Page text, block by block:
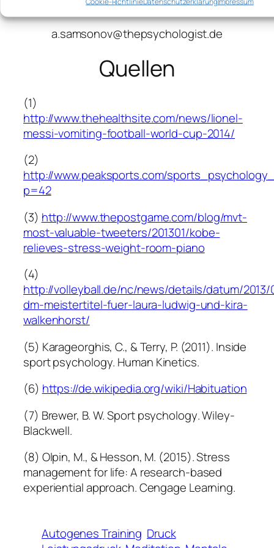
a.samsonov@thepsychologist.de
Quellen
(1)
http://www.thehealthsite.com/news/lionel-
messi-vomiting-football-world-cup-2014/
(2)
http://www.peaksports.com/
p=42
(3) http://www.thepostgame.com/blog/mvt-
most-valuable-tweeters/201301/kobe-
relieves-stress-weight-room-piano
(4)
http://volleyball.de/nc/news/details/datum/
dm-meistertitel-fuer-laura-ludwig-und-kira-
walkenhorst/
(5) Karageorghis, C., & Terry, P. (2011). Inside
sport psychology. Human Kinetics.
(6) https://de.wikipedia.org/wiki/Habituation
(7) Brewer, B. W.Sport psychology. Wiley-
Blackwell.
(8) Olpin, M., & Hesson, M. (2015). Stress
management for life: A research-based
experiential approach. Cengage Learning.
Autogenes Training Druck